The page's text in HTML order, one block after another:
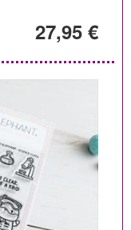
27,95 €